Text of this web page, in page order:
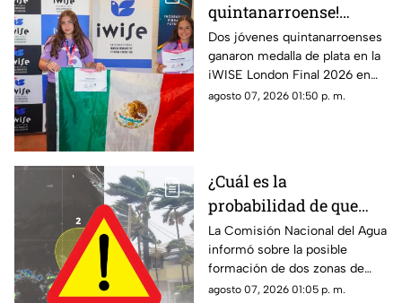
quintanarroense!
Jóvenes GANAN la
plata en la competencia
iWISE London Final
2026
Dos jóvenes quintanarroenses
ganaron medalla de plata en la
iWISE London Final 2026 en
donde participaron más de
agosto 07, 2026 01:50 p. m.
¿Cuál es la
probabilidad de que
'Hernan' se forme esta
semana? Vigilan zonas
de baja presión con
La Comisión Nacional del Agua
informó sobre la posible
formación de dos zonas de
baja presión con potencial de
agosto 07, 2026 01:05 p. m.